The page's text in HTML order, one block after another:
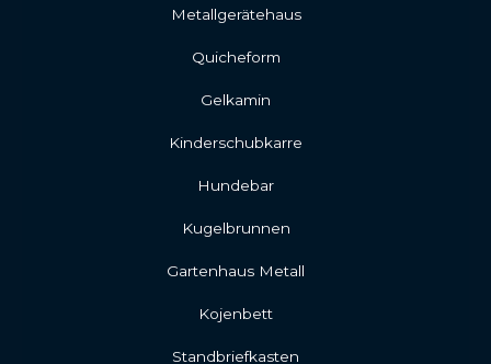
Metallgerätehaus
Quicheform
Gelkamin
Kinderschubkarre
Hundebar
Kugelbrunnen
Gartenhaus Metall
Kojenbett
Standbriefkasten